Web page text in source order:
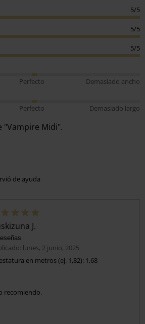
5/5
5/5
5/5
Perfecto
Demasiado ancho
Perfecto Demasiado largo
"Vampire Midi".
de ayuda
J.
lunes, 2 junio, 2025
en metros (ej. 1,82): 1,68
recomiendo.